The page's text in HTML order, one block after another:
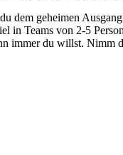
dem geheimen
in Teams von 2-5
immer du willst. Nimm